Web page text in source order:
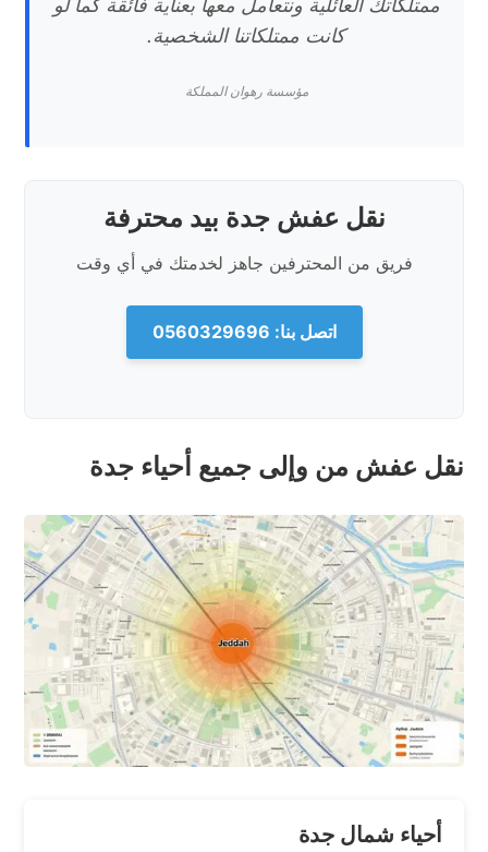
ممتلكاتك العائلية ونتعامل معها بعناية فائقة كما لو
كانت ممتلكاتنا الشخصية.
مؤسسة رهوان المملكة
نقل عفش جدة بيد محترفة
فريق من المحترفين جاهز لخدمتك في أي وقت
اتصل بنا: 0560329696
نقل عفش من وإلى جميع أحياء جدة
أحياء شمال جدة